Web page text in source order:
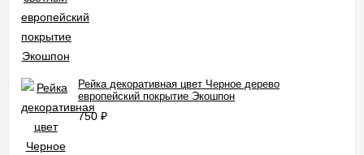
Рейка декоративная цвет Черное дерево
европейский покрытие Экошпон
750 ₽